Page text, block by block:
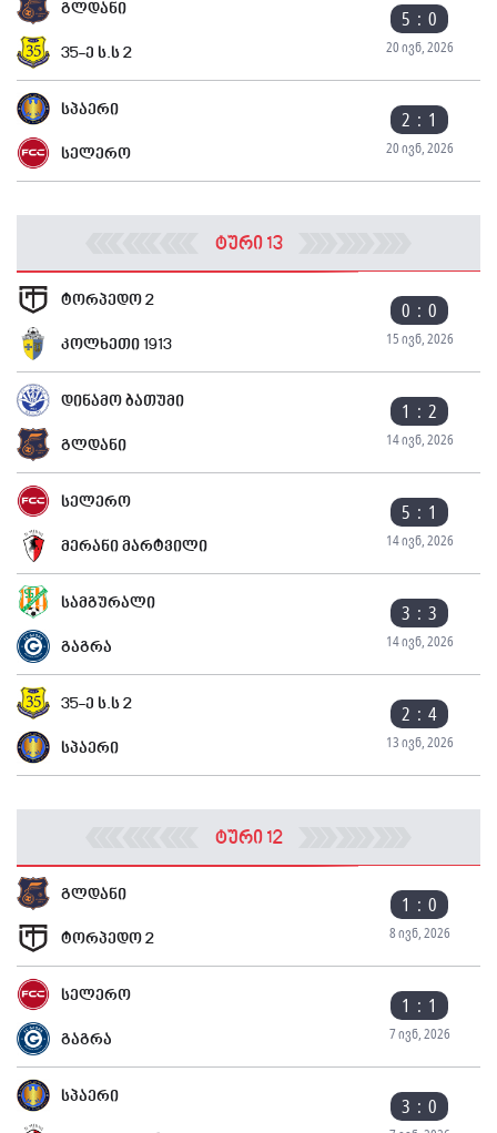
გლდანი 5 : 0
20 ივნ, 2026
35-ე ს.ს 2
სპაერი 2 : 1
20 ივნ, 2026
სელერო
ტური 13
ტორპედო 2 0 : 0
15 ივნ, 2026
კოლხეთი 1913
დინამო ბათუმი 1 : 2
14 ივნ, 2026
გლდანი
სელერო 5 : 1
14 ივნ, 2026
მერანი მარტვილი
სამგურალი 3 : 3
14 ივნ, 2026
გაგრა
35-ე ს.ს 2 2 : 4
13 ივნ, 2026
სპაერი
ტური 12
გლდანი 1 : 0
8 ივნ, 2026
ტორპედო 2
სელერო 1 : 1
7 ივნ, 2026
გაგრა
სპაერი 3 : 0